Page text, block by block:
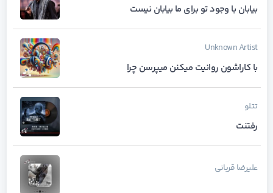
بیابان با وجود تو برای ما بیابان نیست
Unknown Artist
با کاراشون روانیت میکنن میپرسن چرا
تتلو
رفتنت
علیرضا قربانی